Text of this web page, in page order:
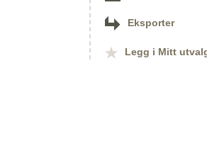
Eksporter
Legg i Mitt